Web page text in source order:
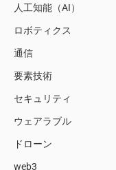
人工知能（AI）
ロボティクス
通信
要素技術
セキュリティ
ウェアラブル
ドローン
web3